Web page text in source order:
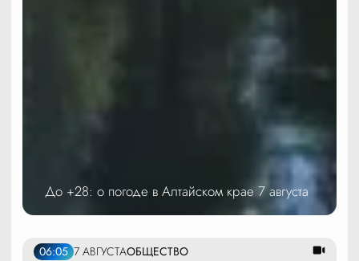
До +28: о погоде в Алтайском крае 7 августа
06:05 7 АВГУСТАОБЩЕСТВО